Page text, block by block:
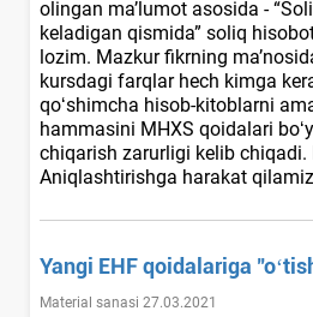
olingan ma’lumot asosida -
keladigan qismida” soliq
lozim. Mazkur fikrning
kursdagi farqlar hech kimga
qoʻshimcha hisob-kitoblarni
hammasini MHXS qoidalari
chiqarish zarurligi kelib chiqadi.
Aniqlashtirishga harakat
Yangi EHF qoidalariga
Material sanasi 27.03.2021